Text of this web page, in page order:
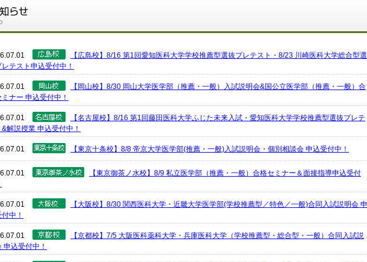
【広島校】8/16 第1回愛知医科大学学校推薦型選抜プレテスト・8/23 川崎医科大学総合型選
テスト申込受付中！
【岡山校】8/30 岡山大学医学部（推薦・一般）入試説明会&国公立医学部（推薦・一般）合
ナー 申込受付中！
【名古屋校】8/16 第1回藤田医科大学ふじた未来入試・愛知医科大学学校推薦型選抜プレテ
&解説授業 申込受付中！
【東京十条校】8/8 帝京大学医学部(推薦・一般)入試説明会・個別相談会 申込受付中！
【東京御茶ノ水校】8/9 私立医学部（推薦・一般）合格セミナー＆面接指導申込受付
【大阪校】8/30 関西医科大学・近畿大学医学部(学校推薦型／特色／一般)合同入試説明会 申
中！
【京都校】7/5 大阪医科薬科大学・兵庫医科大学（学校推薦型・総合型・一般）合同入試説
申込受付中！